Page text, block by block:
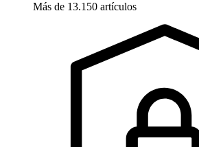
Más de 13.150 artículos